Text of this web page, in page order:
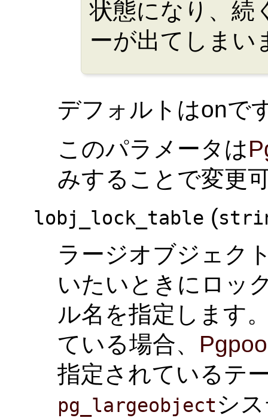
状態になり、続
ーが出てしまい
デフォルトはonで
このパラメータは
みすることで変更
lobj_lock_table (
ラージオブジェク
いたいときにロッ
ル名を指定します
ている場合、
指定されているテ
pg_largeobjectシ